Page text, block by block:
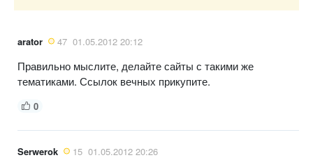
arator 47 01.05.2012 20:12
Правильно мыслите, делайте сайты с такими же
тематиками. Ссылок вечных прикупите.
0
Serwerok 15 01.05.2012 20:26